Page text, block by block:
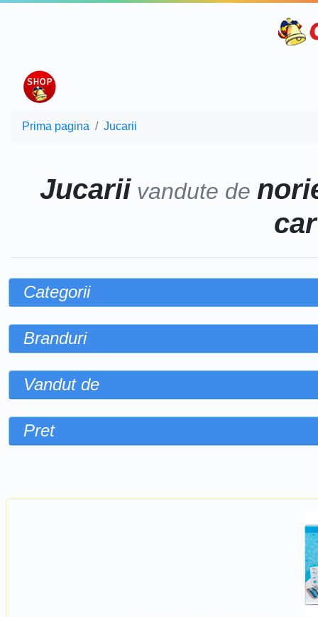
Prima pagina Jucarii
Jucarii vandute de
Categorii
Branduri
Vandut de
Pret